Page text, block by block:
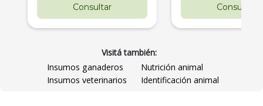
Consultar Consultar
Visitá también:
Insumos ganaderos
Nutrición animal
Insumos veterinarios
Identificación animal